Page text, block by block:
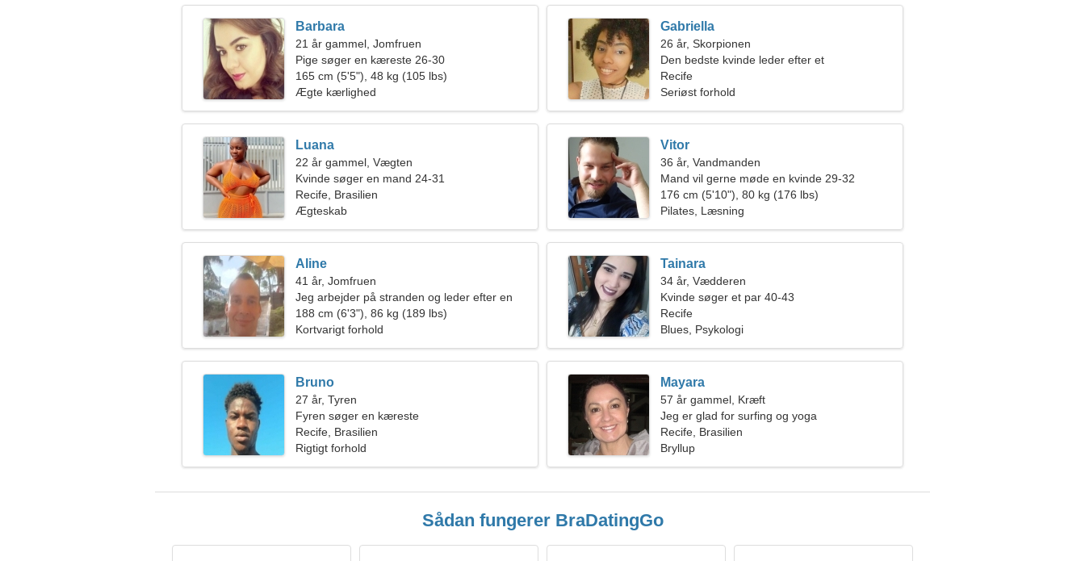
Barbara
21 år gammel, Jomfruen
Pige søger en kæreste 26-30
165 cm (5'5"), 48 kg (105 lbs)
Ægte kærlighed
Gabriella
26 år, Skorpionen
Den bedste kvinde leder efter et
kærlighedsforhold
Recife
Seriøst forhold
Luana
22 år gammel, Vægten
Kvinde søger en mand 24-31
Recife, Brasilien
Ægteskab
Vitor
36 år, Vandmanden
Mand vil gerne møde en kvinde 29-32
176 cm (5'10"), 80 kg (176 lbs)
Pilates, Læsning
Aline
41 år, Jomfruen
Jeg arbejder på stranden og leder efter en
glad kvinde
188 cm (6'3"), 86 kg (189 lbs)
Kortvarigt forhold
Tainara
34 år, Vædderen
Kvinde søger et par 40-43
Recife
Blues, Psykologi
Bruno
27 år, Tyren
Fyren søger en kæreste
Recife, Brasilien
Rigtigt forhold
Mayara
57 år gammel, Kræft
Jeg er glad for surfing og yoga
Recife, Brasilien
Bryllup
Sådan fungerer BraDatingGo